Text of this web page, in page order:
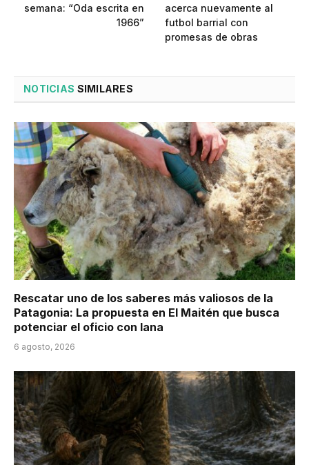
semana: “Oda escrita en
1966”
acerca nuevamente al
futbol barrial con
promesas de obras
NOTICIAS SIMILARES
Rescatar uno de los saberes más valiosos de la
Patagonia: La propuesta en El Maitén que busca
potenciar el oficio con lana
6 agosto, 2026